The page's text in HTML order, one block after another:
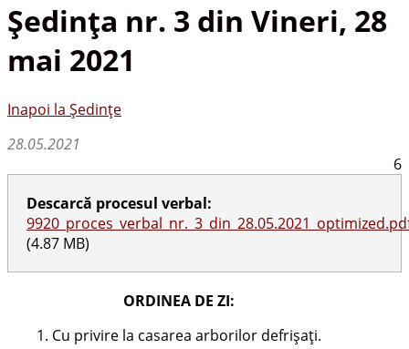
Şedinţa nr. 3 din Vineri, 28
mai 2021
Inapoi la Ședințe
28.05.2021
6
Descarcă procesul verbal:
(4.87 MB)
ORDINEA DE ZI:
1. Cu privire la casarea arborilor defrișați.